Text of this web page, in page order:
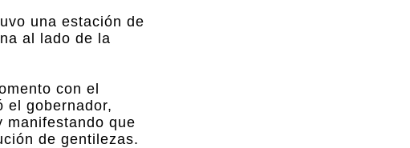
una estación de
al lado de la
con el
el gobernador,
manifestando que
de gentilezas.